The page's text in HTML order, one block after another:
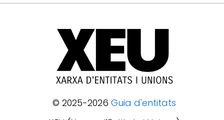
© 2025-2026 Guia d'entitats